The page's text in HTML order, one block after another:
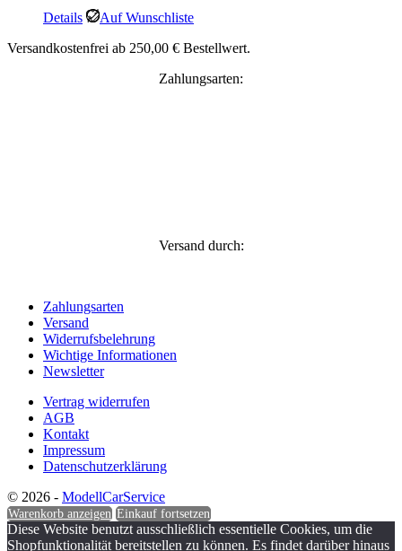
Details
Auf Wunschliste
Versandkostenfrei ab 250,00 € Bestellwert.
Zahlungsarten:
Versand durch:
Zahlungsarten
Versand
Widerrufsbelehrung
Wichtige Informationen
Newsletter
Vertrag widerrufen
AGB
Kontakt
Impressum
Datenschutzerklärung
© 2026 - ModellCarService
Warenkorb anzeigen Einkauf fortsetzen
Diese Website benutzt ausschließlich essentielle Cookies, um die
Shopfunktionalität bereitstellen zu können. Es findet darüber hinaus